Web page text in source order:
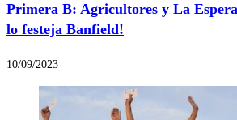
Primera B: Agricultores y La
lo festeja Banfield!
10/09/2023